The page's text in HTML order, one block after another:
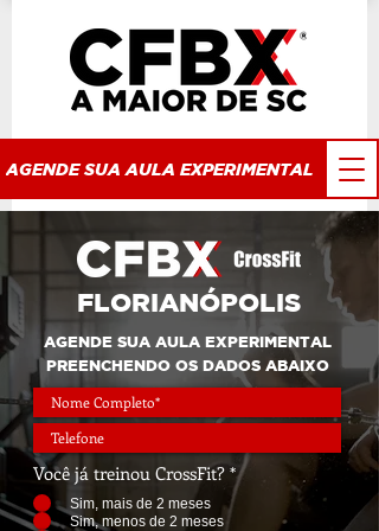
AGENDE SUA AULA EXPERIMENTAL
FLORIANÓPOLIS
AGENDE SUA AULA EXPERIMENTAL
PREENCHENDO OS DADOS ABAIXO
Você já treinou CrossFit? *
Sim, mais de 2 meses
Sim, menos de 2 meses